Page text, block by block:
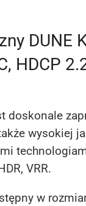
DUNE
HDCP
doskonale
wysokiej
VRR.
w